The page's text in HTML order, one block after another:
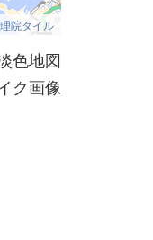
院タイル
色地図
ク画像